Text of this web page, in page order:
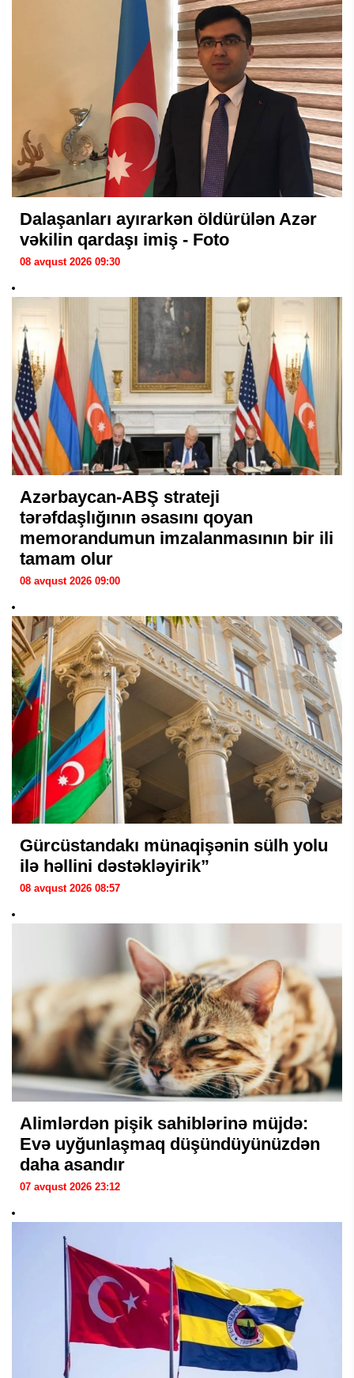
Dalaşanları ayırarkən öldürülən Azər
vəkilin qardaşı imiş - Foto
08 avqust 2026 09:30
Azərbaycan-ABŞ strateji
tərəfdaşlığının əsasını qoyan
memorandumun imzalanmasının bir ili
tamam olur
08 avqust 2026 09:00
Gürcüstandakı münaqişənin sülh yolu
ilə həllini dəstəkləyirik”
08 avqust 2026 08:57
Alimlərdən pişik sahiblərinə müjdə:
Evə uyğunlaşmaq düşündüyünüzdən
daha asandır
07 avqust 2026 23:12